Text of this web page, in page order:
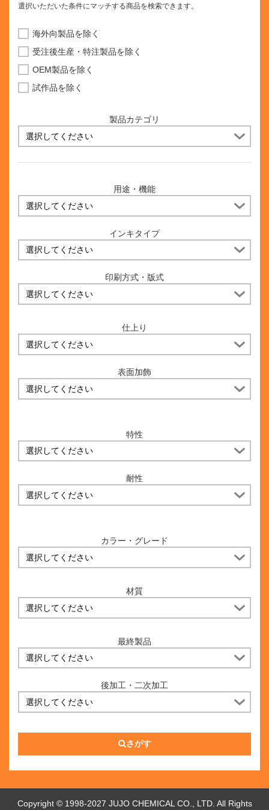
選択いただいた条件にマッチする商品を検索できます。
海外向製品を除く
受注後生産・特注製品を除く
OEM製品を除く
試作品を除く
製品カテゴリ
用途・機能
インキタイプ
印刷方式・版式
仕上り
表面加飾
特性
耐性
カラー・グレード
材質
最終製品
後加工・二次加工
さがす
Copyright © 1998-2027 JUJO CHEMICAL CO., LTD. All Rights